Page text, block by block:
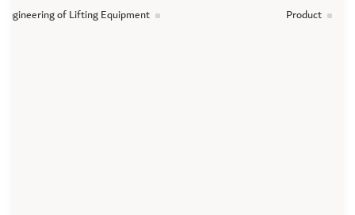
Product
of Lifting Equipment